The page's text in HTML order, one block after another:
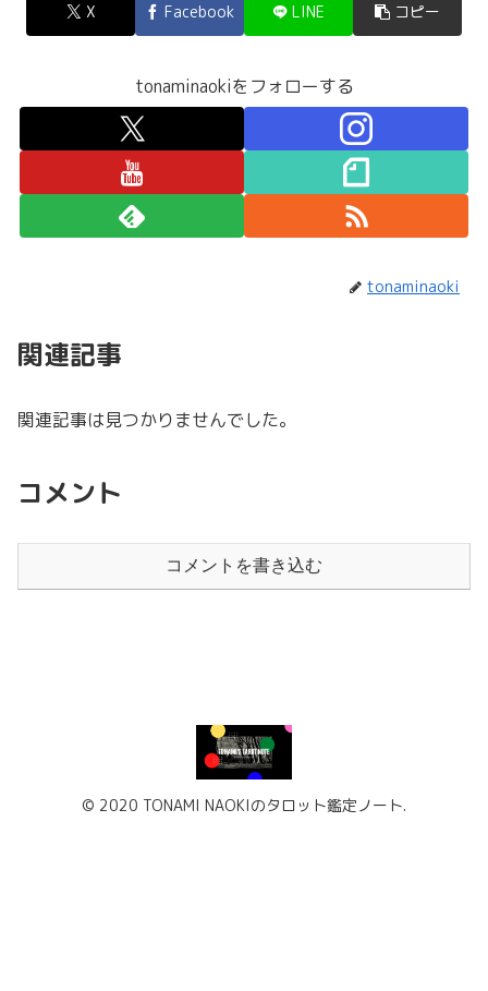
X Facebook LINE コピー
tonaminaokiをフォローする
tonaminaoki
関連記事
関連記事は見つかりませんでした。
コメント
コメントを書き込む
© 2020 TONAMI NAOKIのタロット鑑定ノート.